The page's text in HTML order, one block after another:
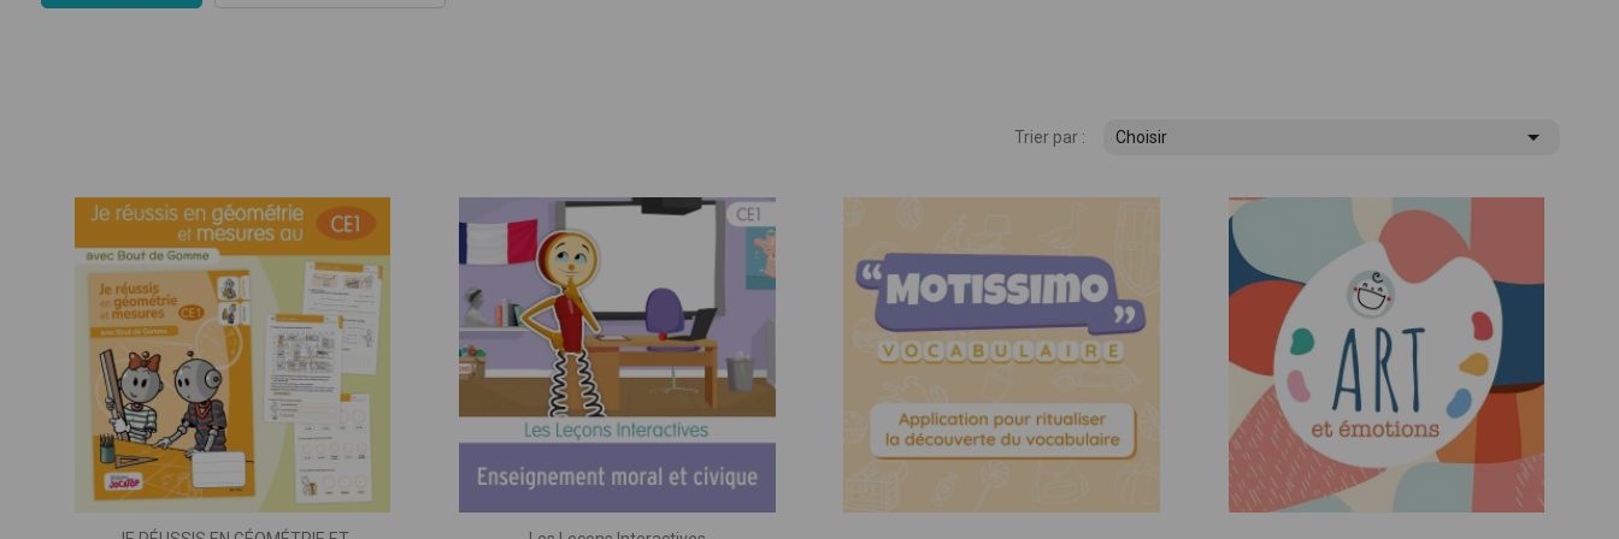
CE1
Géographie
Trier par : Choisir 
Ensemble, donnons vie à vos idées pédagogiques !